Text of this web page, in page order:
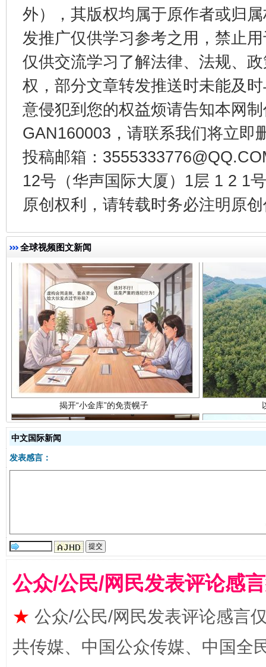
外），其版权均属于原作者或归
发推广仅供学习参考之用，禁止
仅供交流学习了解法律、法规、
权，部分文章转发推送时未能及
意侵犯到您的权益烦请告知本网
GAN160003，请联系我们将立即
投稿邮箱：
12号（华声国际大厦）1层 1 2 1
原创权利，请转载时务必注明原
全球视频图文新闻
东山县通报“牛蛙产品抗生素超标问题” 法
千年窑火 生生不息
揭开“小金库”的免责幌子
全民健身五年计划来了！等你上场
中文国际新闻
发表感言：
公众/公民/网民发表评论感
★ 公众/公民/网民发表评论感言
共传媒、中国公众传媒、中国全